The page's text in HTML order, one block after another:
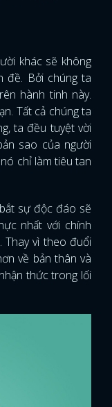
khác sẽ không
đề. Bởi chúng ta
hành tinh này.
Tất cả chúng ta
ta đều tuyệt vời
sao của người
chỉ làm tiêu tan
sự độc đáo sẽ
nhất với chính
Thay vì theo đuổi
về bản thân và
thức trong lối